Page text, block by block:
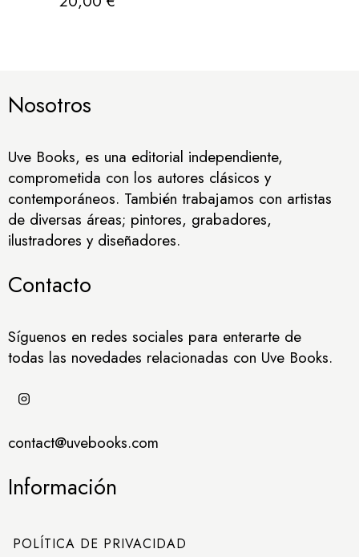
Nosotros
Uve Books, es una editorial independiente,
comprometida con los autores clásicos y
contemporáneos. También trabajamos con artistas
de diversas áreas; pintores, grabadores,
ilustradores y diseñadores.
Contacto
Síguenos en redes sociales para enterarte de
todas las novedades relacionadas con Uve Books.
contact@uvebooks.com
Información
POLÍTICA DE PRIVACIDAD